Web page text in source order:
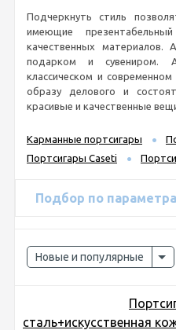
Подчеркнуть стиль
имеющие
качественных материалов.
подарком и сувениром.
классическом и
образу делового и
красивые и качественные
Карманные портсигары
Портсигары Caseti
Подбор по
Новые и популярные
сталь+искусственная